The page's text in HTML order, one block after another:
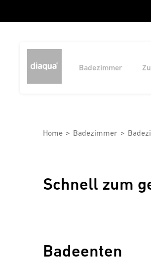
Badezimmer
Home Badezimmer
Schnell zum
Badeenten